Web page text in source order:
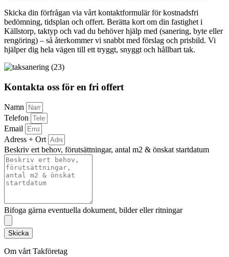
Skicka din förfrågan via vårt kontaktformulär för kostnadsfri
bedömning, tidsplan och offert. Berätta kort om din fastighet i
Källstorp, taktyp och vad du behöver hjälp med (sanering, byte eller
rengöring) – så återkommer vi snabbt med förslag och prisbild. Vi
hjälper dig hela vägen till ett tryggt, snyggt och hållbart tak.
Kontakta oss för en fri offert
Namn
Telefon
Email
Adress + Ort
Beskriv ert behov, förutsättningar, antal m2 & önskat startdatum
Bifoga gärna eventuella dokument, bilder eller ritningar
Skicka
Om vårt Takföretag